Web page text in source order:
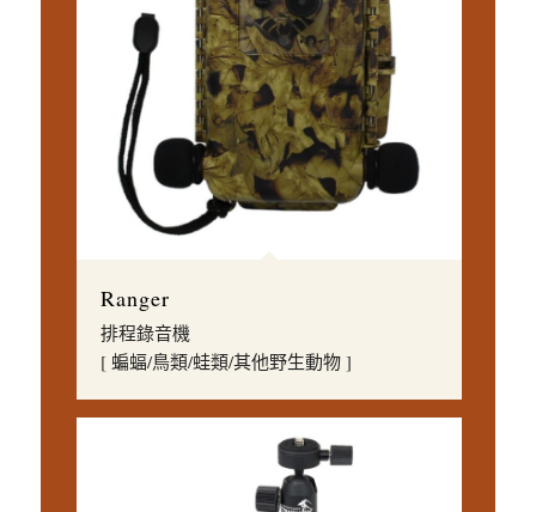
Ranger
排程錄音機
[ 蝙蝠/鳥類/蛙類/其他野生動物 ]